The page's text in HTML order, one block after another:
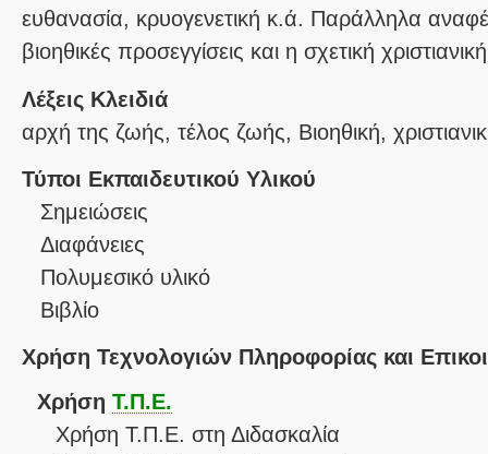
ευθανασία, κρυογενετική κ.ά. Παράλληλα
βιοηθικές προσεγγίσεις και η σχετική
Λέξεις Κλειδιά
αρχή της ζωής, τέλος ζωής, Βιοηθική,
Τύποι Εκπαιδευτικού Υλικού
Σημειώσεις
Διαφάνειες
Πολυμεσικό υλικό
Βιβλίο
Χρήση Τεχνολογιών Πληροφορίας και
Χρήση Τ.Π.Ε.
Χρήση Τ.Π.Ε. στη Διδασκαλία